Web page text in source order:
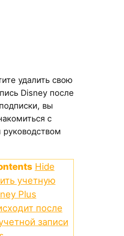
удалить свою
Disney после
вы
с
Hide
учетную
Plus
после
записи